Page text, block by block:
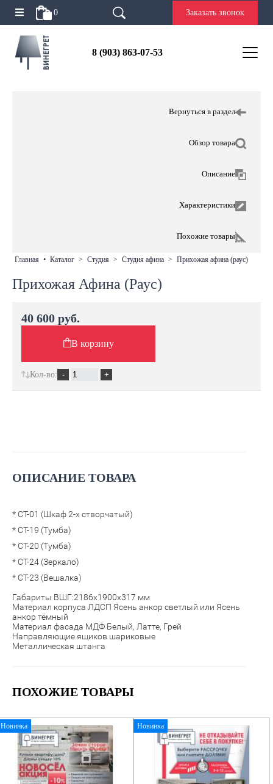
0 Заказать звонок
8 (903) 863-07-53
Вернуться в раздел
Обзор товара
Описание
Характеристики
Похожие товары
главная • каталог > студия > студия афина > прихожая афина (раус)
Прихожая Афина (Раус)
ОПИСАНИЕ ТОВАРА
* СТ-01 (Шкаф 2-х створчатый)
* СТ-19 (Тумба)
* СТ-20 (Тумба)
* СТ-24 (Зеркало)
* СТ-23 (Вешалка)
Габариты ВШГ:2186х1900х317 мм
Материал корпуса ЛДСП Ясень анкор светлый или Ясень
анкор тёмный
Материал фасада МДФ Белый, Латте, Грей
Направляющие ящиков шариковые
Металлическая штанга
ПОХОЖИЕ ТОВАРЫ
Новинка Новинка
40 600 руб.
В корзину
Кол-во: